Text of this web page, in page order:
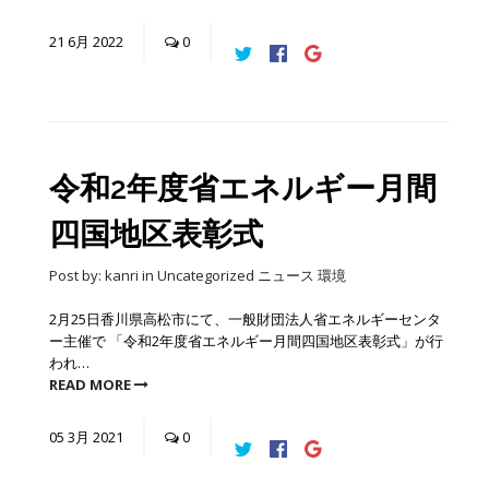
21 6月 2022 0
令和2年度省エネルギー月間
四国地区表彰式
Post by: kanri in Uncategorized ニュース 環境
2月25日香川県高松市にて、一般財団法人省エネルギーセンタ
ー主催で 「令和2年度省エネルギー月間四国地区表彰式」が行
われ…
READ MORE
05 3月 2021 0